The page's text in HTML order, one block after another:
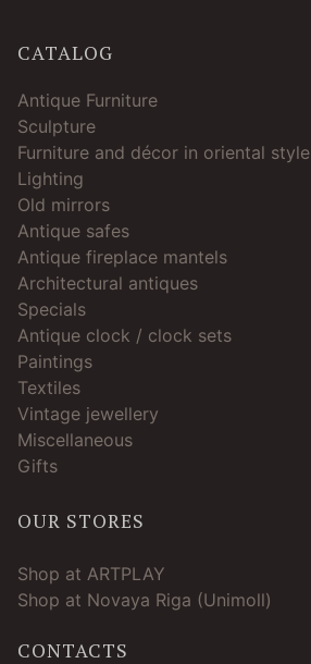
CATALOG
Antique Furniture
Sculpture
Furniture and décor in oriental style
Lighting
Old mirrors
Antique safes
Antique fireplace mantels
Architectural antiques
Specials
Antique clock / clock sets
Paintings
Textiles
Vintage jewellery
Miscellaneous
Gifts
OUR STORES
Shop at ARTPLAY
Shop at Novaya Riga (Unimoll)
CONTACTS